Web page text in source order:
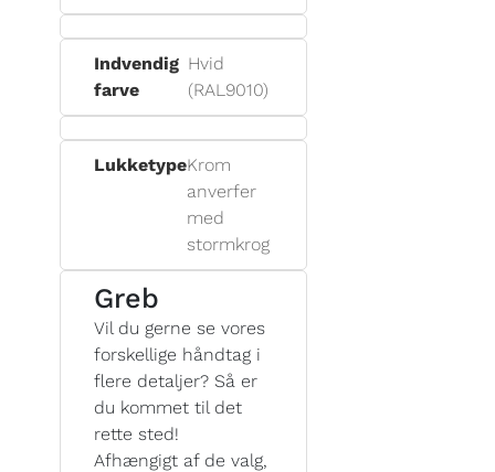
Indvendig
farve
Hvid
(RAL9010)
LukketypeKrom
anverfer
med
stormkrog
Greb
Vil du gerne se vores
forskellige håndtag i
flere detaljer? Så er
du kommet til det
rette sted!
Afhængigt af de valg,